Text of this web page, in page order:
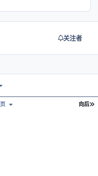
关注者
向后